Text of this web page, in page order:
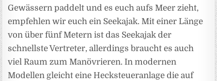
Gewässern paddelt und es euch aufs Meer zieht,
empfehlen wir euch ein Seekajak. Mit einer Länge
von über fünf Metern ist das Seekajak der
schnellste Vertreter, allerdings braucht es auch
viel Raum zum Manövrieren. In modernen
Modellen gleicht eine Hecksteueranlage die auf